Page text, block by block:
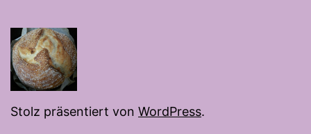
Stolz präsentiert von WordPress.